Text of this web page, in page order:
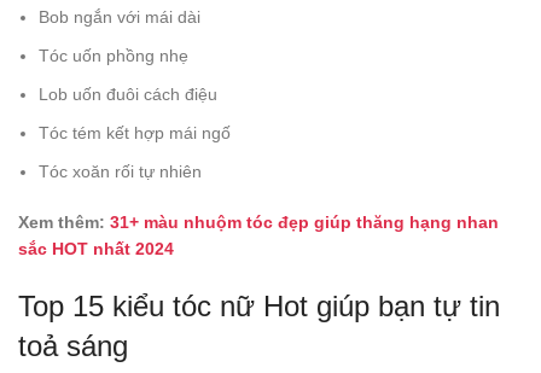
Bob ngắn với mái dài
Tóc uốn phồng nhẹ
Lob uốn đuôi cách điệu
Tóc tém kết hợp mái ngố
Tóc xoăn rối tự nhiên
Xem thêm: 31+ màu nhuộm tóc đẹp giúp thăng hạng nhan
sắc HOT nhất 2024
Top 15 kiểu tóc nữ Hot giúp bạn tự tin
toả sáng